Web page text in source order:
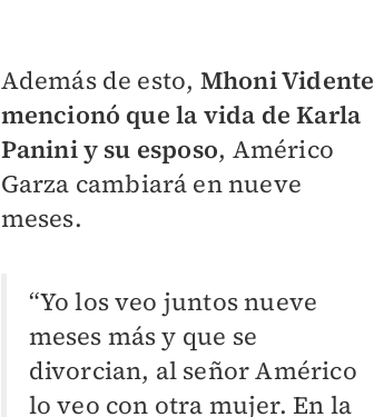
Además de esto, Mhoni Vidente
mencionó que la vida de Karla
Panini y su esposo, Américo
Garza cambiará en nueve
meses.
“Yo los veo juntos nueve
meses más y que se
divorcian, al señor Américo
lo veo con otra mujer. En la